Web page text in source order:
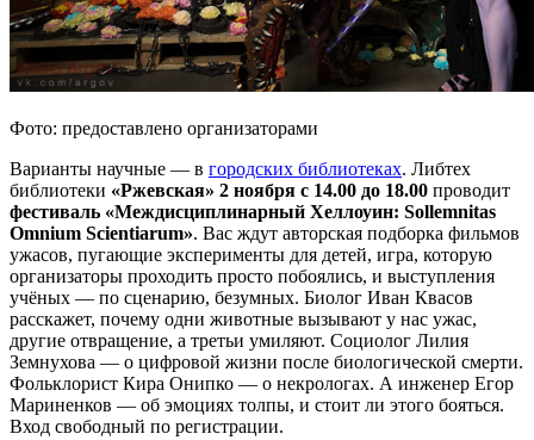
Фото: предоставлено организаторами
Варианты научные — в городских библиотеках. Либтех
библиотеки «Ржевская» 2 ноября с 14.00 до 18.00 проводит
фестиваль «Междисциплинарный Хеллоуин: Sollemnitas
Omnium Scientiarum». Вас ждут авторская подборка фильмов
ужасов, пугающие эксперименты для детей, игра, которую
организаторы проходить просто побоялись, и выступления
учёных — по сценарию, безумных. Биолог Иван Квасов
расскажет, почему одни животные вызывают у нас ужас,
другие отвращение, а третьи умиляют. Социолог Лилия
Земнухова — о цифровой жизни после биологической смерти.
Фольклорист Кира Онипко — о некрологах. А инженер Егор
Мариненков — об эмоциях толпы, и стоит ли этого бояться.
Вход свободный по регистрации.